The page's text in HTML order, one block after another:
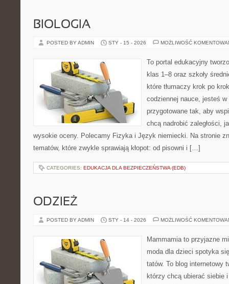
BIOLOGIA
POSTED BY ADMIN STY - 15 - 2026 MOŻLIWOŚĆ
To portal edukacyjny
klas 1–8 oraz szkoły
które tłumaczy krok po
codziennej nauce, jesteś
przygotowane tak, aby
chcą nadrobić zaległości,
wysokie oceny. Polecamy Fizyka i Język niemiecki. Na stronie
tematów, które zwykle sprawiają kłopot: od pisowni i […]
CATEGORIES: EDUKACJA DLA BEZPIECZEŃSTWA (EDB)
ODZIEŻ
POSTED BY ADMIN STY - 14 - 2026 MOŻLIWOŚĆ
Mammamia to przyjazne
moda dla dzieci spotyka
tatów. To blog internetowy
którzy chcą ubierać siebie